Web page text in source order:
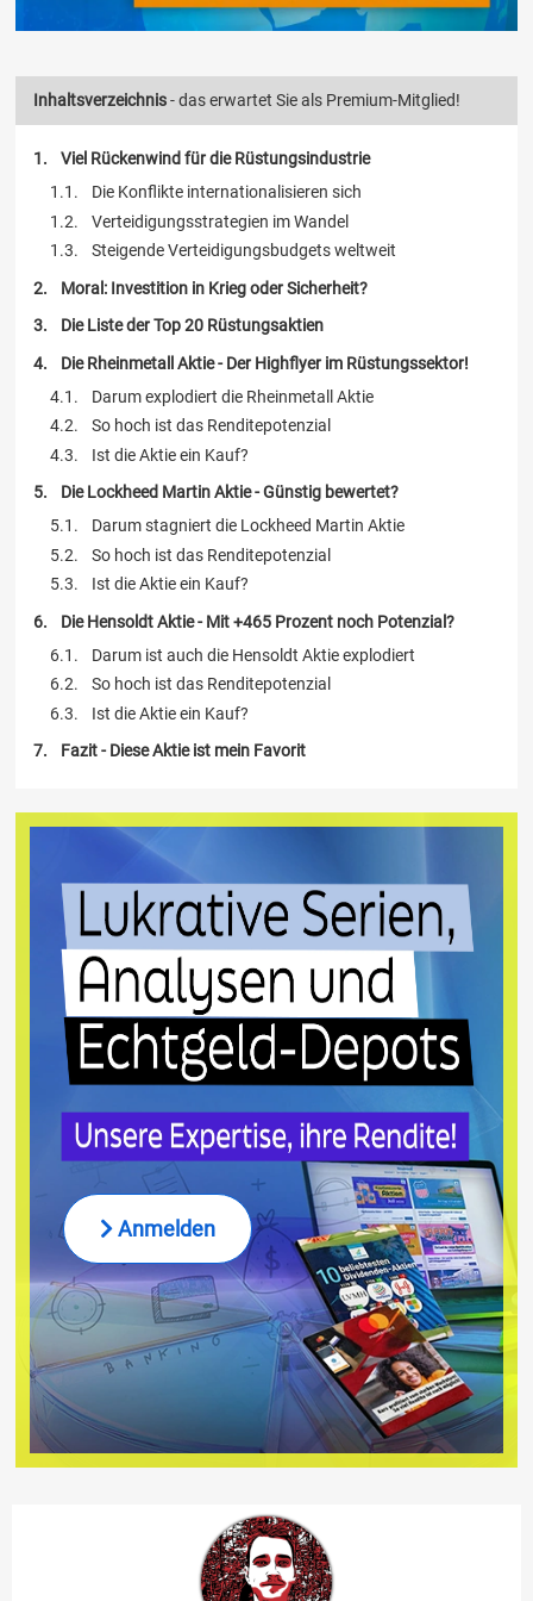
Inhaltsverzeichnis- das erwartet Sie als Premium-Mitglied!
Viel Rückenwind für die Rüstungsindustrie
Die Konflikte internationalisieren sich
Verteidigungsstrategien im Wandel
Steigende Verteidigungsbudgets weltweit
Moral: Investition in Krieg oder Sicherheit?
Die Liste der Top 20 Rüstungsaktien
Die Rheinmetall Aktie - Der Highflyer im Rüstungssektor!
Darum explodiert die Rheinmetall Aktie
So hoch ist das Renditepotenzial
Ist die Aktie ein Kauf?
Die Lockheed Martin Aktie - Günstig bewertet?
Darum stagniert die Lockheed Martin Aktie
So hoch ist das Renditepotenzial
Ist die Aktie ein Kauf?
Die Hensoldt Aktie - Mit +465 Prozent noch Potenzial?
Darum ist auch die Hensoldt Aktie explodiert
So hoch ist das Renditepotenzial
Ist die Aktie ein Kauf?
Fazit - Diese Aktie ist mein Favorit
Anmelden